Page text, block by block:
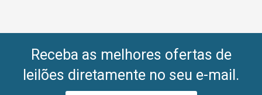
Receba as melhores ofertas de
leilões diretamente no seu e-mail.